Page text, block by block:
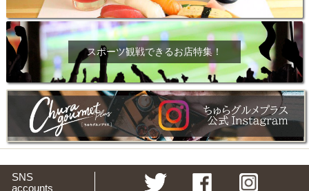
スポーツ観戦できるお店特集！
SNS
accounts